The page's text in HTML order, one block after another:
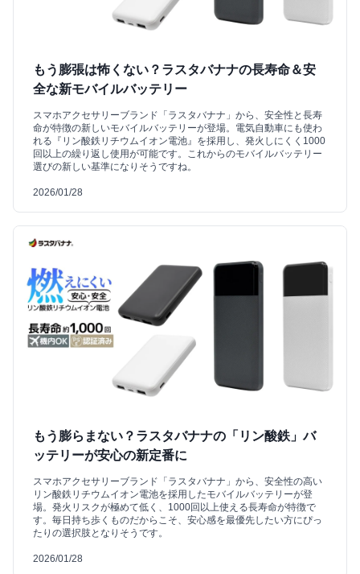
もう膨張は怖くない？ラスタバナナの長寿命＆安
全な新モバイルバッテリー
スマホアクセサリーブランド「ラスタバナナ」から、安全性と長寿
命が特徴の新しいモバイルバッテリーが登場。電気自動車にも使わ
れる『リン酸鉄リチウムイオン電池』を採用し、発火しにくく1000
回以上の繰り返し使用が可能です。これからのモバイルバッテリー
選びの新しい基準になりそうですね。
2026/01/28
もう膨らまない？ラスタバナナの「リン酸鉄」バ
ッテリーが安心の新定番に
スマホアクセサリーブランド「ラスタバナナ」から、安全性の高い
リン酸鉄リチウムイオン電池を採用したモバイルバッテリーが登
場。発火リスクが極めて低く、1000回以上使える長寿命が特徴で
す。毎日持ち歩くものだからこそ、安心感を最優先したい方にぴっ
たりの選択肢となりそうです。
2026/01/28